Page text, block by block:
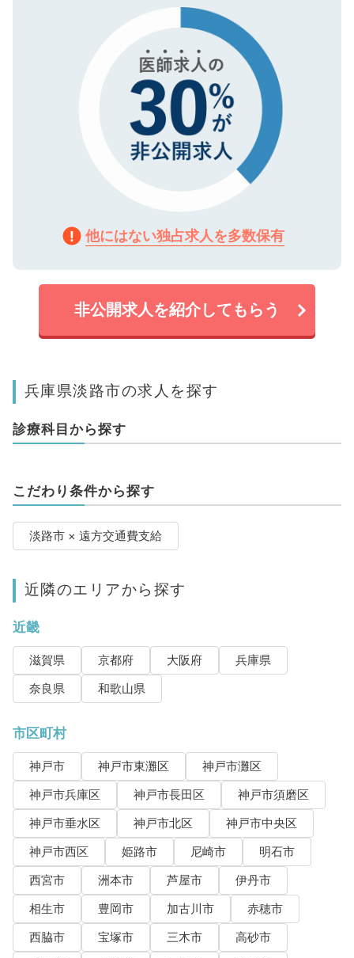
で、機密保持に関してもご安心ください。
他にはない独占求人を多数保有
非公開求人を紹介してもらう
兵庫県淡路市の求人を探す
診療科目から探す
こだわり条件から探す
淡路市 × 遠方交通費支給
近隣のエリアから探す
近畿
滋賀県 京都府 大阪府
兵庫県
奈良県
和歌山県
市区町村
神戸市 神戸市東灘区
神戸市灘区
神戸市兵庫区
神戸市長田区
神戸市須磨区
神戸市垂水区
神戸市北区
神戸市中央区
神戸市西区
姫路市 尼崎市
明石市
西宮市
洲本市 芦屋市
伊丹市
相生市
豊岡市 加古川市
赤穂市
西脇市
宝塚市 三木市
高砂市